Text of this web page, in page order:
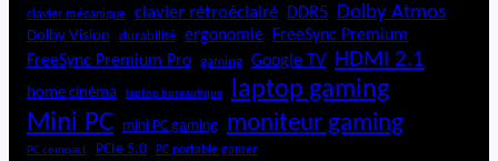
clavier mécanique clavier rétroéclairé DDR5 Dolby Atmos
Dolby Vision durabilité ergonomie
FreeSync Premium
FreeSync Premium Pro
gaming Google TV HDMI 2.1
home cinéma laptop bureautique laptop gaming
Mini PC mini PC gaming moniteur gaming
PC compact PCIe 5.0 PC portable gamer